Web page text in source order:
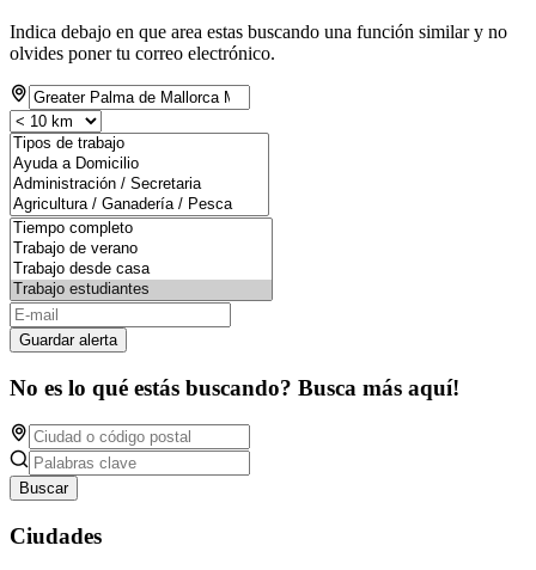
Indica debajo en que area estas buscando una función similar y no
olvides poner tu correo electrónico.
Guardar alerta
No es lo qué estás buscando? Busca más aquí!
Buscar
Ciudades